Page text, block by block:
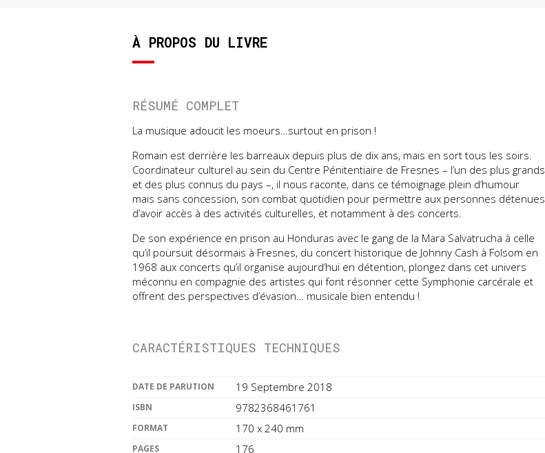
À PROPOS DU LIVRE
RÉSUMÉ COMPLET
La musique adoucit les moeurs…surtout en prison !
Romain est derrière les barreaux depuis plus de dix ans, mais en sort tous les soirs.
Coordinateur culturel au sein du Centre Pénitentiaire de Fresnes – l’un des plus grands
et des plus connus du pays –, il nous raconte, dans ce témoignage plein d’humour
mais sans concession, son combat quotidien pour permettre aux personnes détenues
d’avoir accès à des activités culturelles, et notamment à des concerts.
De son expérience en prison au Honduras avec le gang de la Mara Salvatrucha à celle
qu’il poursuit désormais à Fresnes, du concert historique de Johnny Cash à Folsom en
1968 aux concerts qu’il organise aujourd’hui en détention, plongez dans cet univers
méconnu en compagnie des artistes qui font résonner cette Symphonie carcérale et
offrent des perspectives d’évasion… musicale bien entendu !
CARACTÉRISTIQUES TECHNIQUES
DATE DE PARUTION 19 Septembre 2018
ISBN 9782368461761
FORMAT 170 x 240 mm
PAGES 176